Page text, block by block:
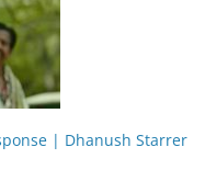
| Dhanush Starrer